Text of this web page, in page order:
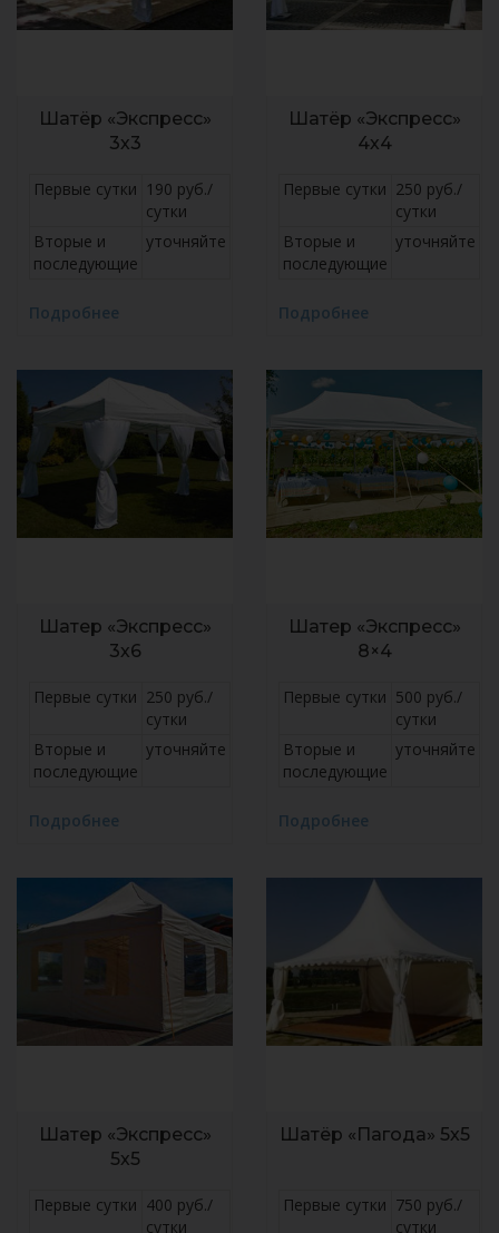
Шатёр «Экспресс»
3х3
Первые сутки 190 руб./
сутки
Вторые и
последующие
уточняйте
Подробнее
Шатёр «Экспресс»
4х4
Первые сутки 250 руб./
сутки
Вторые и
последующие
уточняйте
Подробнее
Шатер «Экспресс»
3х6
Первые сутки 250 руб./
сутки
Вторые и
последующие
уточняйте
Подробнее
Шатер «Экспресс»
8×4
Первые сутки 500 руб./
сутки
Вторые и
последующие
уточняйте
Подробнее
Шатер «Экспресс»
5х5
Первые сутки 400 руб./
сутки
Шатёр «Пагода» 5х5
Первые сутки 750 руб./
сутки